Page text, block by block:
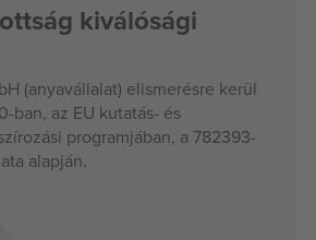
kiválósági
(anyavállalat) elismerésre kerül
ban, az EU kutatás- és
programjában, a 782393-
alapján.